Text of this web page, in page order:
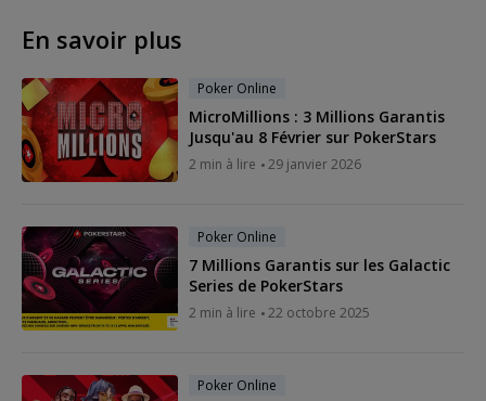
En savoir plus
Poker Online
MicroMillions : 3 Millions Garantis
Jusqu'au 8 Février sur PokerStars
2 min à lire 29 janvier 2026
Poker Online
7 Millions Garantis sur les Galactic
Series de PokerStars
2 min à lire 22 octobre 2025
Poker Online